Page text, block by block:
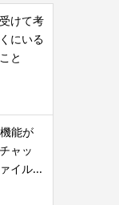
けて考
にいる
と
能が
ャッ
イル...